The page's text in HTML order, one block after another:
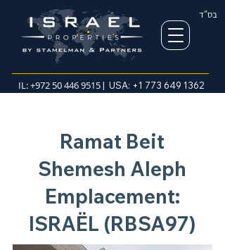
בס"ד
IL:+972 50 446 9515| USA: +1 773 649 1362
Ramat Beit
Shemesh Aleph
Emplacement:
ISRAËL (RBSA97)